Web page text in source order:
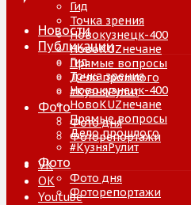
Гид
Точка зрения
Новокузнецк-400
НовоKUZнечане
Прямые вопросы
Дело прошлого
#КузняРулит
Фото
Фото дня
Фоторепортажи
VK
ОК
Youtube
Новости
Публикации
Гид
Точка зрения
Новокузнецк-400
НовоKUZнечане
Прямые вопросы
Дело прошлого
#КузняРулит
Фото
Фото дня
Фоторепортажи